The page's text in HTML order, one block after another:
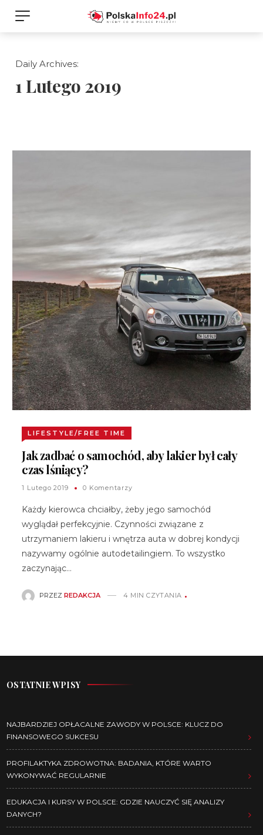
Daily Archives:
1 Lutego 2019
LIFESTYLE/FREE TIME
Jak zadbać o samochód, aby lakier był cały
czas lśniący?
1 Lutego 2019 0 Komentarzy
Każdy kierowca chciałby, żeby jego samochód
wyglądał perfekcyjnie. Czynności związane z
utrzymaniem lakieru i wnętrza auta w dobrej kondycji
nazywamy ogólnie autodetailingiem. To wszystko
zaczynając…
PRZEZREDAKCJA 4 MIN CZYTANIA
OSTATNIE WPISY
NAJBARDZIEJ OPŁACALNE ZAWODY W POLSCE: KLUCZ DO
FINANSOWEGO SUKCESU
PROFILAKTYKA ZDROWOTNA: BADANIA, KTÓRE WARTO
WYKONYWAĆ REGULARNIE
EDUKACJA I KURSY W POLSCE: GDZIE NAUCZYĆ SIĘ ANALIZY
DANYCH?